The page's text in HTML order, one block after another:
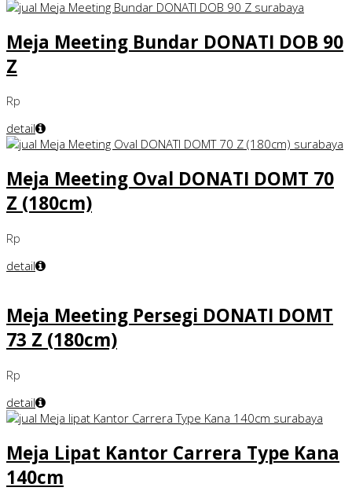
Meja Meeting Bundar DONATI DOB 90
Z
Rp
detail
Meja Meeting Oval DONATI DOMT 70
Z (180cm)
Rp
detail
Meja Meeting Persegi DONATI DOMT
73 Z (180cm)
Rp
detail
Meja Lipat Kantor Carrera Type Kana
140cm